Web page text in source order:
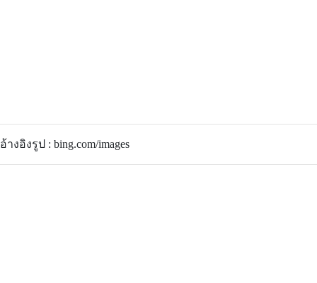
อ้างอิงรูป : bing.com/images